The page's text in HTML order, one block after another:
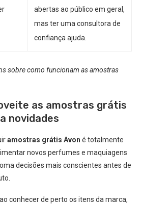
abertas ao público em geral,
mas ter uma consultora de
confiança ajuda.
sobre como funcionam as amostras
as amostras grátis
novidades
amostras grátis Avon é totalmente
novos perfumes e maquiagens
decisões mais conscientes antes de
conhecer de perto os itens da marca,